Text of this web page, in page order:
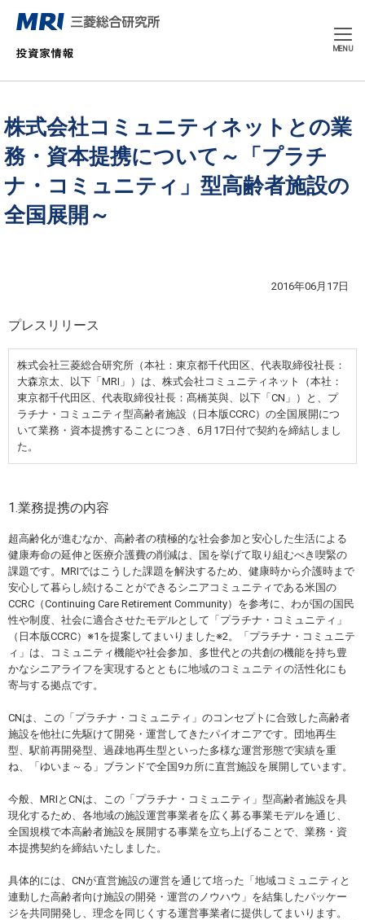
CLOSE
MENU
株式会社コミュニティネットとの業
務・資本提携について～「プラチ
ナ・コミュニティ」型高齢者施設の
全国展開～
2016年06月17日
プレスリリース
株式会社三菱総合研究所（本社：東京都千代田区、代表取締役社長：
大森京太、以下「MRI」）は、株式会社コミュニティネット（本社：
東京都千代田区、代表取締役社長：髙橋英與、以下「CN」）と、プ
ラチナ・コミュニティ型高齢者施設（日本版CCRC）の全国展開につ
いて業務・資本提携することにつき、6月17日付で契約を締結しまし
た。
1.業務提携の内容
超高齢化が進むなか、高齢者の積極的な社会参加と安心した生活による
健康寿命の延伸と医療介護費の削減は、国を挙げて取り組むべき喫緊の
課題です。MRIではこうした課題を解決するため、健康時から介護時まで
安心して暮らし続けることができるシニアコミュニティである米国の
CCRC（Continuing Care Retirement Community）を参考に、わが国の国民
性や制度、社会に適合させたモデルとして「プラチナ・コミュニティ」
（日本版CCRC）※1を提案してまいりました※2。「プラチナ・コミュニテ
ィ」は、コミュニティ機能や社会参加、多世代との共創の機能を持ち豊
かなシニアライフを実現するとともに地域のコミュニティの活性化にも
寄与する拠点です。
CNは、この「プラチナ・コミュニティ」のコンセプトに合致した高齢者
施設を他社に先駆けて開発・運営してきたパイオニアです。団地再生
型、駅前再開発型、過疎地再生型といった多様な運営形態で実績を重
ね、「ゆいま～る」ブランドで全国9カ所に直営施設を展開しています。
今般、MRIとCNは、この「プラチナ・コミュニティ」型高齢者施設を具
現化するため、各地域の施設運営事業者を広く募る事業モデルを通じ、
全国規模で本高齢者施設を展開する事業を立ち上げることで、業務・資
本提携契約を締結いたしました。
具体的には、CNが直営施設の運営を通じて培った「地域コミュニティと
連動した高齢者向け施設の開発・運営のノウハウ」を結集したパッケー
ジを共同開発し、理念を同じくする運営事業者に提供してまいります。